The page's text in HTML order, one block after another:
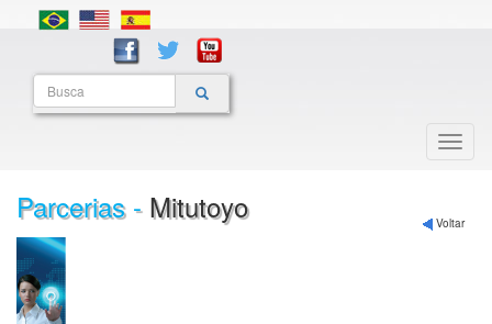
Parcerias - Mitutoyo Voltar